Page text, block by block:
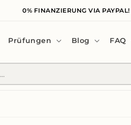
0% FINANZIERUNG VIA PAYPAL!
Prüfungen Blog FAQ